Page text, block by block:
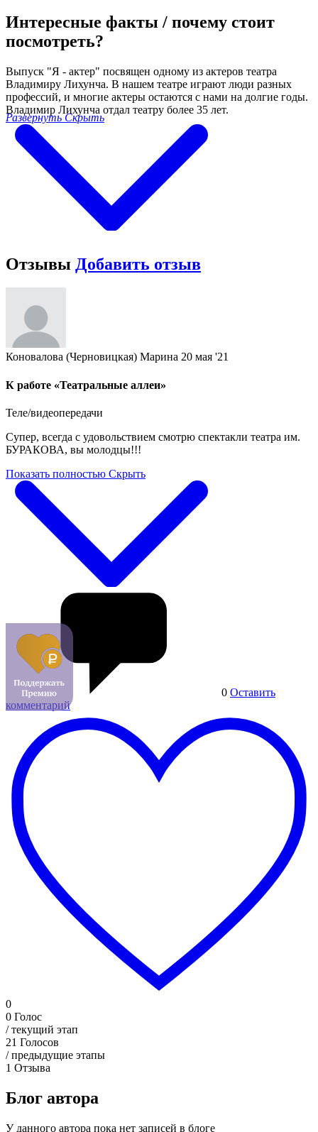
Интересные факты / почему стоит
посмотреть?
Выпуск "Я - актер" посвящен одному из актеров театра
Владимиру Лихунча. В нашем театре играют люди разных
профессий, и многие актеры остаются с нами на долгие годы.
Владимир Лихунча отдал театру более 35 лет.
Развернуть Скрыть
Отзывы Добавить отзыв
Коновалова (Черновицкая) Марина 20 мая '21
К работе «Театральные аллеи»
Теле/видеопередачи
Супер, всегда с удовольствием смотрю спектакли театра им.
БУРАКОВА, вы молодцы!!!
Показать полностью Скрыть
0 Оставить
комментарий
0
0 Голос
/ текущий этап
21 Голосов
/ предыдущие этапы
1 Отзыва
Блог автора
У данного автора пока нет записей в блоге